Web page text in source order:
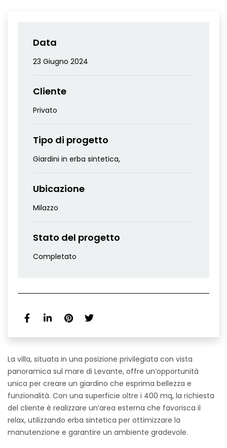
Data
23 Giugno 2024
Cliente
Privato
Tipo di progetto
Giardini in erba sintetica,
Ubicazione
Milazzo
Stato del progetto
Completato
La villa, situata in una posizione privilegiata con vista
panoramica sul mare di Levante, offre un’opportunità
unica per creare un giardino che esprima bellezza e
funzionalità. Con una superficie oltre i 400 mq, la richiesta
del cliente è realizzare un’area esterna che favorisca il
relax, utilizzando erba sintetica per ottimizzare la
manutenzione e garantire un ambiente gradevole.